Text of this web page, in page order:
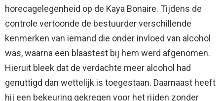
horecagelegenheid op de Kaya Bonaire. Tijdens de
controle vertoonde de bestuurder verschillende
kenmerken van iemand die onder invloed van alcohol
was, waarna een blaastest bij hem werd afgenomen.
Hieruit bleek dat de verdachte meer alcohol had
genuttigd dan wettelijk is toegestaan. Daarnaast heeft
hij een bekeuring gekregen voor het rijden zonder